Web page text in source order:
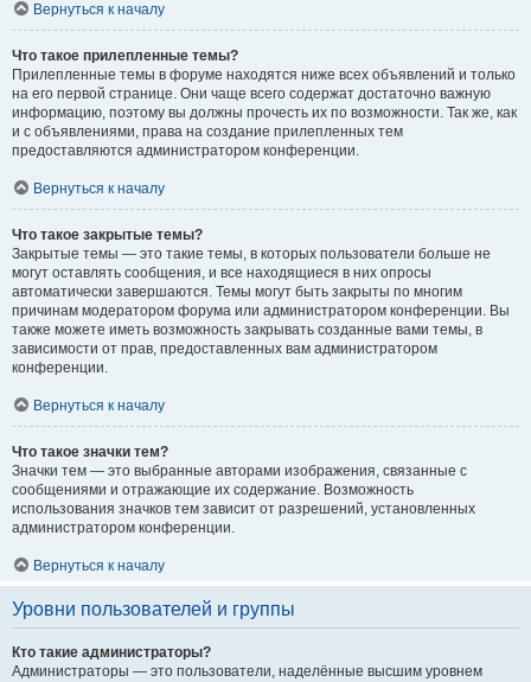
Вернуться к началу
Что такое прилепленные темы?
Прилепленные темы в форуме находятся ниже всех объявлений и только
на его первой странице. Они чаще всего содержат достаточно важную
информацию, поэтому вы должны прочесть их по возможности. Так же, как
и с объявлениями, права на создание прилепленных тем
предоставляются администратором конференции.
Вернуться к началу
Что такое закрытые темы?
Закрытые темы — это такие темы, в которых пользователи больше не
могут оставлять сообщения, и все находящиеся в них опросы
автоматически завершаются. Темы могут быть закрыты по многим
причинам модератором форума или администратором конференции. Вы
также можете иметь возможность закрывать созданные вами темы, в
зависимости от прав, предоставленных вам администратором
конференции.
Вернуться к началу
Что такое значки тем?
Значки тем — это выбранные авторами изображения, связанные с
сообщениями и отражающие их содержание. Возможность
использования значков тем зависит от разрешений, установленных
администратором конференции.
Вернуться к началу
Уровни пользователей и группы
Кто такие администраторы?
Администраторы — это пользователи, наделённые высшим уровнем